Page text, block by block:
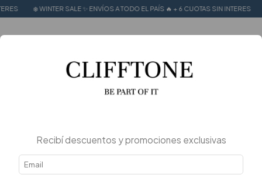
❄️ WINTER SALE ✨ ENVÍOS A TODO EL PAÍS 🔥 + 6 CUOTAS SIN INTERES ❄️
Recibí descuentos y promociones exclusivas